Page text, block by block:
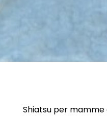
Shiatsu per